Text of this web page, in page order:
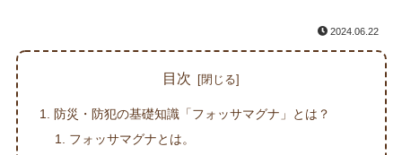
2024.06.22
目次
防災・防犯の基礎知識「フォッサマグナ」とは？
フォッサマグナとは。